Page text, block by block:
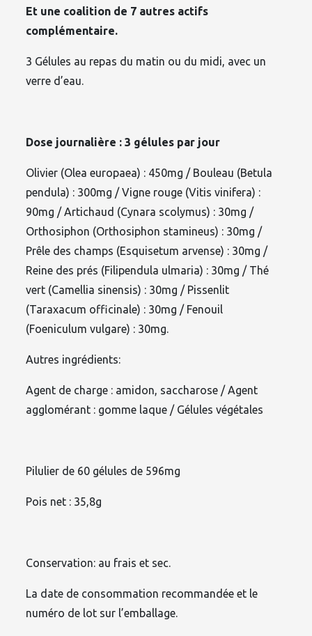
Et une coalition de 7 autres actifs
complémentaire.
3 Gélules au repas du matin ou du midi, avec un
verre d’eau.
Dose journalière : 3 gélules par jour
Olivier (Olea europaea) : 450mg / Bouleau (Betula
pendula) : 300mg / Vigne rouge (Vitis vinifera) :
90mg / Artichaud (Cynara scolymus) : 30mg /
Orthosiphon (Orthosiphon stamineus) : 30mg /
Prêle des champs (Esquisetum arvense) : 30mg /
Reine des prés (Filipendula ulmaria) : 30mg / Thé
vert (Camellia sinensis) : 30mg / Pissenlit
(Taraxacum officinale) : 30mg / Fenouil
(Foeniculum vulgare) : 30mg.
Autres ingrédients:
Agent de charge : amidon, saccharose / Agent
agglomérant : gomme laque / Gélules végétales
Pilulier de 60 gélules de 596mg
Pois net : 35,8g
Conservation: au frais et sec.
La date de consommation recommandée et le
numéro de lot sur l’emballage.